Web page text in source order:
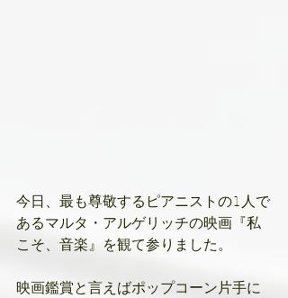
今日、最も尊敬するピアニストの1人で
あるマルタ・アルゲリッチの映画『私
こそ、音楽』を観て参りました。
映画鑑賞と言えばポップコーン片手に